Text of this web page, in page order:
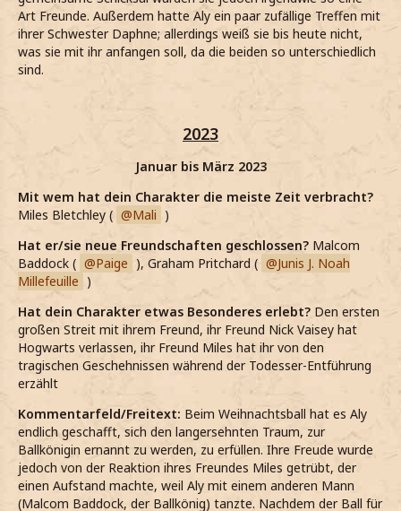
Art Freunde. Außerdem hatte Aly ein paar zufällige Treffen mit
ihrer Schwester Daphne; allerdings weiß sie bis heute nicht,
was sie mit ihr anfangen soll, da die beiden so unterschiedlich
sind.
2023
Januar bis März 2023
Mit wem hat dein Charakter die meiste Zeit verbracht?
Miles Bletchley (
Mali )
Hat er/sie neue Freundschaften geschlossen? Malcom
Baddock (
Paige ), Graham Pritchard (
Junis J. Noah
Millefeuille )
Hat dein Charakter etwas Besonderes erlebt? Den ersten
großen Streit mit ihrem Freund, ihr Freund Nick Vaisey hat
Hogwarts verlassen, ihr Freund Miles hat ihr von den
tragischen Geschehnissen während der Todesser-Entführung
erzählt
Kommentarfeld/Freitext: Beim Weihnachtsball hat es Aly
endlich geschafft, sich den langersehnten Traum, zur
Ballkönigin ernannt zu werden, zu erfüllen. Ihre Freude wurde
jedoch von der Reaktion ihres Freundes Miles getrübt, der
einen Aufstand machte, weil Aly mit einem anderen Mann
(Malcom Baddock, der Ballkönig) tanzte. Nachdem der Ball für